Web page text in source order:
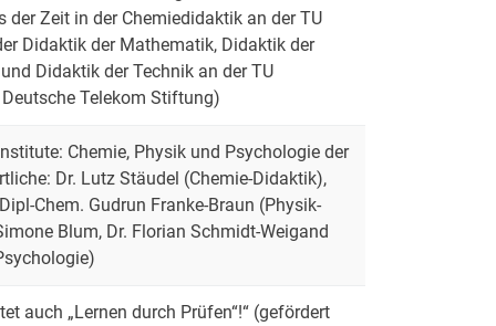
Zeit in der Chemiedidaktik an der TU
Didaktik der Mathematik, Didaktik der
Didaktik der Technik an der TU
Telekom Stiftung)
Chemie, Physik und Psychologie der
Dr. Lutz Stäudel (Chemie-Didaktik),
Chem. Gudrun Franke-Braun (Physik-
Blum, Dr. Florian Schmidt-Weigand
auch „Lernen durch Prüfen“!“ (gefördert